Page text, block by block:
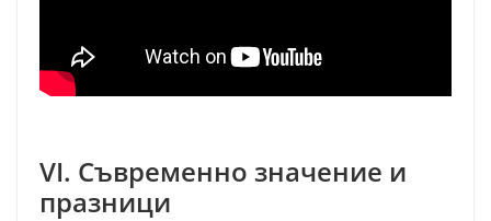
VI. Съвременно значение и
празници